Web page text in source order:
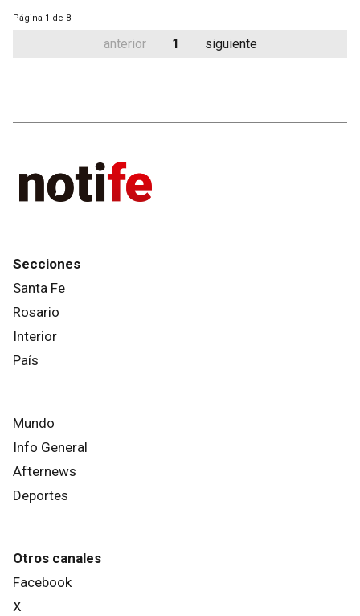
Página 1 de 8
anterior 1 siguiente
Secciones
Santa Fe
Rosario
Interior
País
Mundo
Info General
Afternews
Deportes
Otros canales
Facebook
X